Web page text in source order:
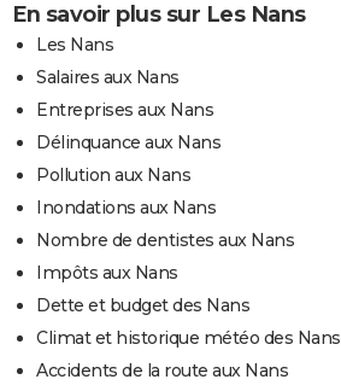
En savoir plus sur Les Nans
Les Nans
Salaires aux Nans
Entreprises aux Nans
Délinquance aux Nans
Pollution aux Nans
Inondations aux Nans
Nombre de dentistes aux Nans
Impôts aux Nans
Dette et budget des Nans
Climat et historique météo des Nans
Accidents de la route aux Nans